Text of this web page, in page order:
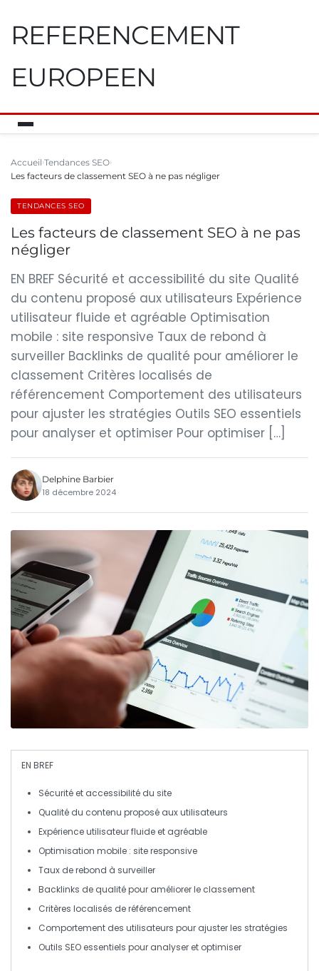
REFERENCEMENT
EUROPEEN
Accueil Tendances SEO
Les facteurs de classement SEO à ne pas négliger
TENDANCES SEO
Les facteurs de classement SEO à ne pas
négliger
EN BREF Sécurité et accessibilité du site Qualité
du contenu proposé aux utilisateurs Expérience
utilisateur fluide et agréable Optimisation
mobile : site responsive Taux de rebond à
surveiller Backlinks de qualité pour améliorer le
classement Critères localisés de
référencement Comportement des utilisateurs
pour ajuster les stratégies Outils SEO essentiels
pour analyser et optimiser Pour optimiser […]
Delphine Barbier
18 décembre 2024
EN BREF
Sécurité et accessibilité du site
Qualité du contenu proposé aux utilisateurs
Expérience utilisateurfluide et agréable
Optimisation mobile : site responsive
Taux de rebond à surveiller
Backlinks de qualité pour améliorer le classement
Critères localisés de référencement
Comportement des utilisateurs pour ajuster les stratégies
Outils SEO essentiels pour analyser et optimiser